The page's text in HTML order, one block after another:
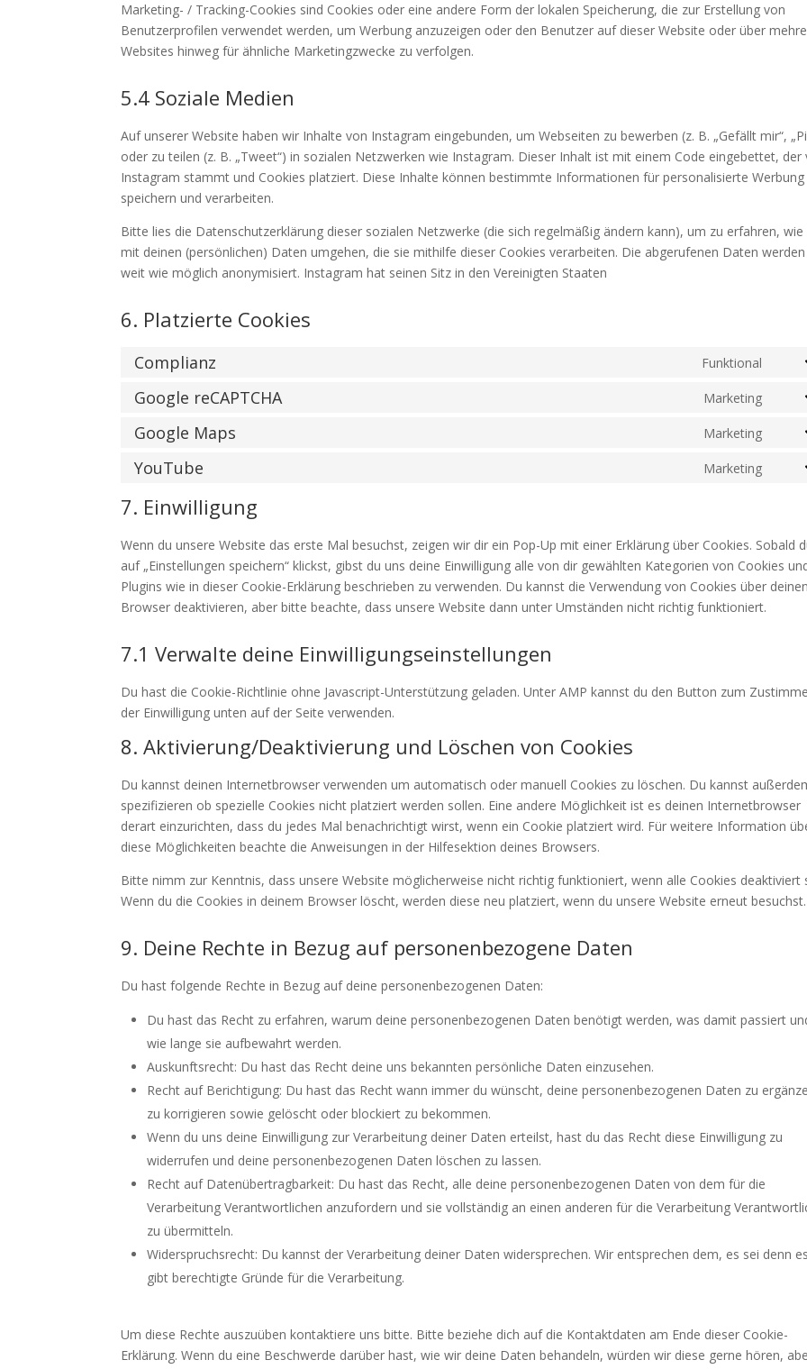
Marketing- / Tracking-Cookies sind Cookies oder eine andere Form der lokalen Speicherung, die zur Erstellung von
Benutzerprofilen verwendet werden, um Werbung anzuzeigen oder den Benutzer auf dieser Website oder über
Websites hinweg für ähnliche Marketingzwecke zu verfolgen.
5.4 Soziale Medien
Auf unserer Website haben wir Inhalte von Instagram eingebunden, um Webseiten zu bewerben (z. B. „Gefällt mir“,
oder zu teilen (z. B. „Tweet“) in sozialen Netzwerken wie Instagram. Dieser Inhalt ist mit einem Code eingebettet, der
Instagram stammt und Cookies platziert. Diese Inhalte können bestimmte Informationen für personalisierte Werbung
speichern und verarbeiten.
Bitte lies die Datenschutzerklärung dieser sozialen Netzwerke (die sich regelmäßig ändern kann), um zu erfahren, wie
mit deinen (persönlichen) Daten umgehen, die sie mithilfe dieser Cookies verarbeiten. Die abgerufenen Daten
weit wie möglich anonymisiert. Instagram hat seinen Sitz in den Vereinigten Staaten
6. Platzierte Cookies
Complianz Funktional
Google reCAPTCHA Marketing
Google Maps Marketing
YouTube Marketing
7. Einwilligung
Wenn du unsere Website das erste Mal besuchst, zeigen wir dir ein Pop-Up mit einer Erklärung über Cookies. Sobald
auf „Einstellungen speichern“ klickst, gibst du uns deine Einwilligung alle von dir gewählten Kategorien von Cookies
Plugins wie in dieser Cookie-Erklärung beschrieben zu verwenden. Du kannst die Verwendung von Cookies über deinen
Browser deaktivieren, aber bitte beachte, dass unsere Website dann unter Umständen nicht richtig funktioniert.
7.1 Verwalte deine Einwilligungseinstellungen
Du hast die Cookie-Richtlinie ohne Javascript-Unterstützung geladen. Unter AMP kannst du den Button zum
der Einwilligung unten auf der Seite verwenden.
8. Aktivierung/Deaktivierung und Löschen von Cookies
Du kannst deinen Internetbrowser verwenden um automatisch oder manuell Cookies zu löschen. Du kannst
spezifizieren ob spezielle Cookies nicht platziert werden sollen. Eine andere Möglichkeit ist es deinen Internetbrowser
derart einzurichten, dass du jedes Mal benachrichtigt wirst, wenn ein Cookie platziert wird. Für weitere Information
diese Möglichkeiten beachte die Anweisungen in der Hilfesektion deines Browsers.
Bitte nimm zur Kenntnis, dass unsere Website möglicherweise nicht richtig funktioniert, wenn alle Cookies deaktiviert
Wenn du die Cookies in deinem Browser löscht, werden diese neu platziert, wenn du unsere Website erneut besuchst.
9. Deine Rechte in Bezug auf personenbezogene Daten
Du hast folgende Rechte in Bezug auf deine personenbezogenen Daten:
Du hast das Recht zu erfahren, warum deine personenbezogenen Daten benötigt werden, was damit passiert
wie lange sie aufbewahrt werden.
Auskunftsrecht: Du hast das Recht deine uns bekannten persönliche Daten einzusehen.
Recht auf Berichtigung: Du hast das Recht wann immer du wünscht, deine personenbezogenen Daten zu
zu korrigieren sowie gelöscht oder blockiert zu bekommen.
Wenn du uns deine Einwilligung zur Verarbeitung deiner Daten erteilst, hast du das Recht diese Einwilligung zu
widerrufen und deine personenbezogenen Daten löschen zu lassen.
Recht auf Datenübertragbarkeit: Du hast das Recht, alle deine personenbezogenen Daten von dem für die
Verarbeitung Verantwortlichen anzufordern und sie vollständig an einen anderen für die Verarbeitung
zu übermitteln.
Widerspruchsrecht: Du kannst der Verarbeitung deiner Daten widersprechen. Wir entsprechen dem, es sei denn es
gibt berechtigte Gründe für die Verarbeitung.
Um diese Rechte auszuüben kontaktiere uns bitte. Bitte beziehe dich auf die Kontaktdaten am Ende dieser Cookie-
Erklärung. Wenn du eine Beschwerde darüber hast, wie wir deine Daten behandeln, würden wir diese gerne hören,